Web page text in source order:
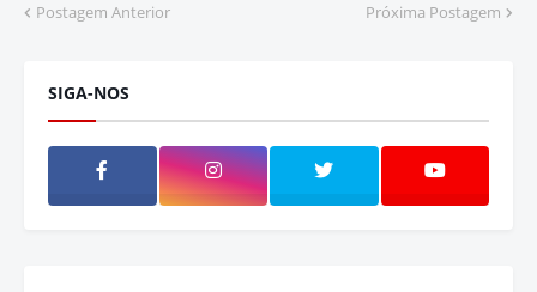
Postagem Anterior Próxima Postagem
SIGA-NOS